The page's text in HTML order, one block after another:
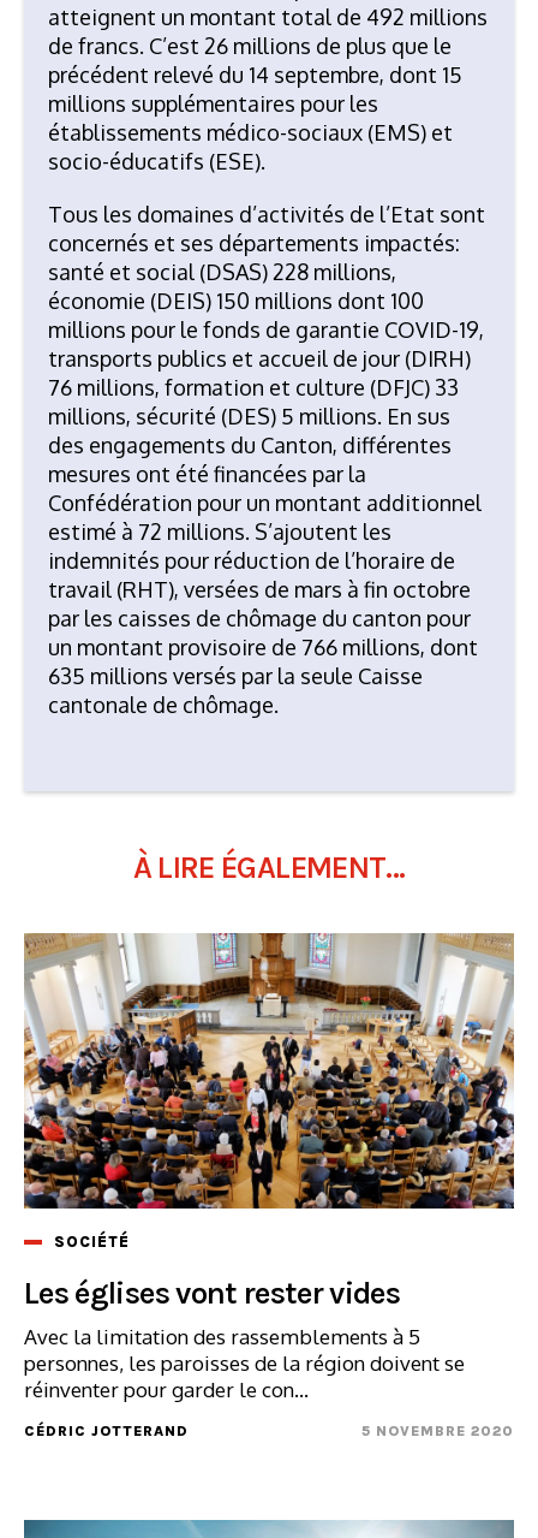
atteignent un montant total de 492 millions
de francs. C’est 26 millions de plus que le
précédent relevé du 14 septembre, dont 15
millions supplémentaires pour les
établissements médico-sociaux (EMS) et
socio-éducatifs (ESE).
Tous les domaines d’activités de l’Etat sont
concernés et ses départements impactés:
santé et social (DSAS) 228 millions,
économie (DEIS) 150 millions dont 100
millions pour le fonds de garantie COVID-19,
transports publics et accueil de jour (DIRH)
76 millions, formation et culture (DFJC) 33
millions, sécurité (DES) 5 millions. En sus
des engagements du Canton, différentes
mesures ont été financées par la
Confédération pour un montant additionnel
estimé à 72 millions. S’ajoutent les
indemnités pour réduction de l’horaire de
travail (RHT), versées de mars à fin octobre
par les caisses de chômage du canton pour
un montant provisoire de 766 millions, dont
635 millions versés par la seule Caisse
cantonale de chômage.
À LIRE ÉGALEMENT...
SOCIÉTÉ
Les églises vont rester vides
Avec la limitation des rassemblements à 5
personnes, les paroisses de la région doivent se
réinventer pour garder le con...
CÉDRIC JOTTERAND 5 NOVEMBRE 2020